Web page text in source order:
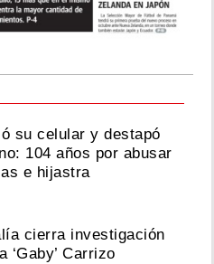
su celular y destapó
104 años por abusar
e hijastra
cierra investigación
‘Gaby’ Carrizo